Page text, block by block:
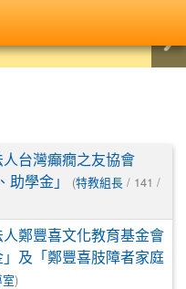
台灣癲癇之友協會
助學金」
(特教組長 / 141 /
鄭豐喜文化教育基金會
及「鄭豐喜肢障者家庭
室)